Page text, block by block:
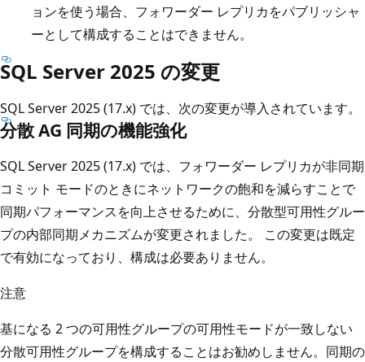
ョンを使う場合、フォワーダー レプリカをパブリッシャ
ーとして構成することはできません。
SQL Server 2025 の変更
SQL Server 2025 (17.x) では、次の変更が導入されています。
分散 AG 同期の機能強化
SQL Server 2025 (17.x) では、フォワーダー レプリカが非同期
コミット モードのときにネットワークの飽和を減らすことで
同期パフォーマンスを向上させるために、分散型可用性グルー
プの内部同期メカニズムが変更されました。 この変更は既定
で有効になっており、構成は必要ありません。
注意
基になる 2 つの可用性グループの可用性モードが一致しない
分散可用性グループを構成することはお勧めしません。同期の